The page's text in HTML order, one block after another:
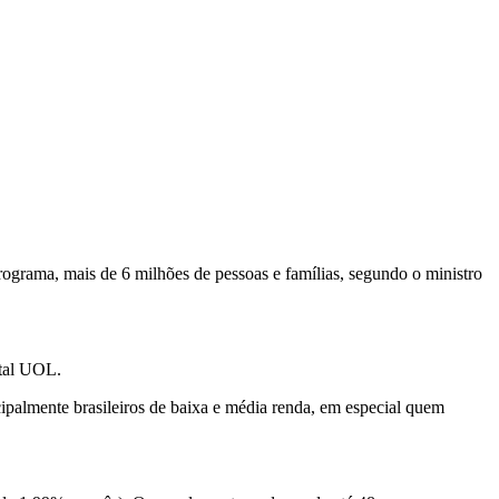
mais de 6 milhões de pessoas e famílias, segundo o ministro
UOL.
brasileiros de baixa e média renda, em especial quem